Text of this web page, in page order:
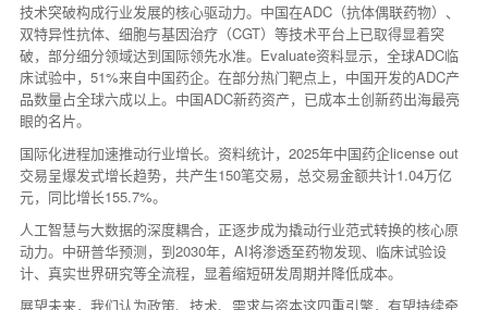
技术突破构成行业发展的核心驱动力。中国在ADC（抗体偶联药物）、
双特异性抗体、细胞与基因治疗（CGT）等技术平台上已取得显着突
破，部分细分领域达到国际领先水准。Evaluate资料显示，全球ADC临
床试验中，51%来自中国药企。在部分热门靶点上，中国开发的ADC产
品数量占全球六成以上。中国ADC新药资产，已成本土创新药出海最亮
眼的名片。
国际化进程加速推动行业增长。资料统计，2025年中国药企license out
交易呈爆发式增长趋势，共产生150笔交易，总交易金额共计1.04万亿
元，同比增长155.7%。
人工智慧与大数据的深度耦合，正逐步成为撬动行业范式转换的核心原
动力。中研普华预测，到2030年，AI将渗透至药物发现、临床试验设
计、真实世界研究等全流程，显着缩短研发周期并降低成本。
展望未来，我们认为政策、技术、需求与资本这四重引擎，有望持续牵